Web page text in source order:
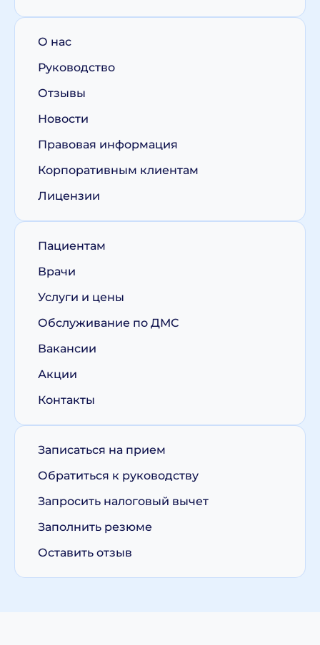
О нас
Руководство
Отзывы
Новости
Правовая информация
Корпоративным клиентам
Лицензии
Пациентам
Врачи
Услуги и цены
Обслуживание по ДМС
Вакансии
Акции
Контакты
Записаться на прием
Обратиться к руководству
Запросить налоговый вычет
Заполнить резюме
Оставить отзыв